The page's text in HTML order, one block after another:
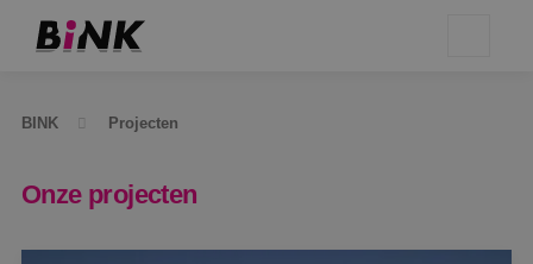
BINK Projecten
Onze projecten